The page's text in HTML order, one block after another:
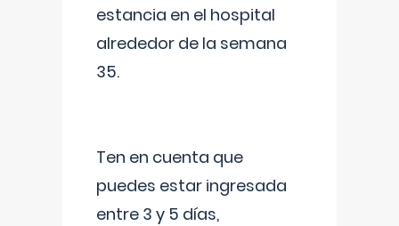
estancia en el hospital
alrededor de la semana
35.
Ten en cuenta que
puedes estar ingresada
entre 3 y 5 días,